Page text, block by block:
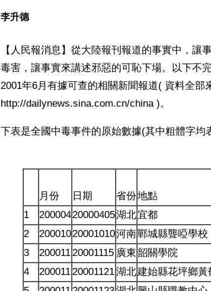
李升德
【人民報消息】從大陸報刊報道的事實中，
毒害，讓事實來講述邪惡的可恥下場。以下不
2001年6月有據可查的相關新聞報道( 資料全部
http://dailynews.sina.com.cn/china )。
下表是全國中毒事件的原始數據(其中粗體字均
月份 日期 省份地點
1
20000420000405湖北宜都
2
20001020001010河南鄲城縣聾啞學校
3
20001120001115 廣東韶關學院
4
20001120001121湖北建始縣花坪鄉黃